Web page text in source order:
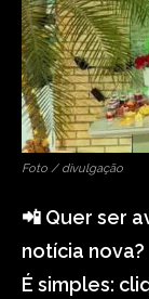
Foto / divulgação
📲 Quer ser
notícia nova?
É simples: